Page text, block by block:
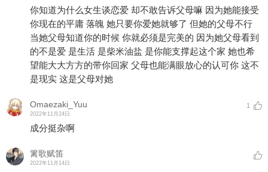
你知道为什么女生谈恋爱 却不敢告诉父母嘛 因为她能接受
你现在的平庸 落魄 她只要你爱她就够了 但她的父母不行
当她父母知道你的时候 你就必须是完美的 因为她父母看到
的不是爱 是生活 是柴米油盐 是你能支撑起这个家 她也希
望能大大方方的带你回家 父母也能满眼放心的认可你 这不
是现实 这是父母对她
Omaezaki_Yuu
2022年11月24日
1
成分挺杂啊
篱歌赋笛
2022年11月14日